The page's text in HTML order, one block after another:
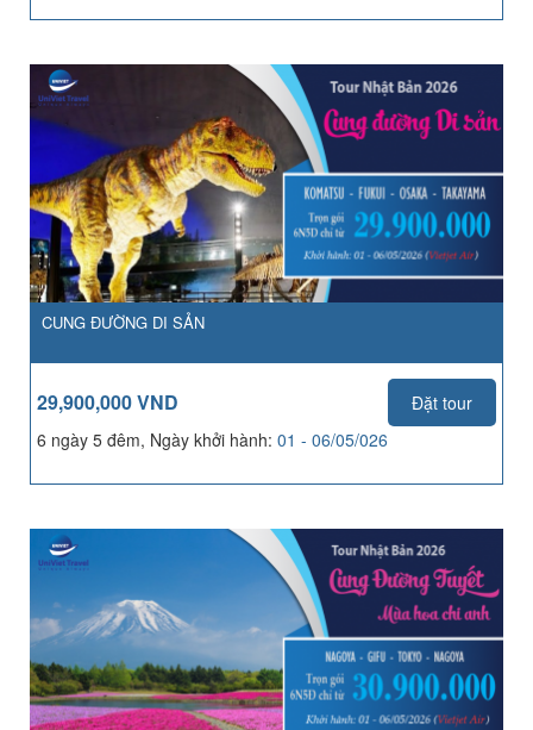
CUNG ĐƯỜNG DI SẢN
29,900,000 VND
Đặt tour
6 ngày 5 đêm, Ngày khởi hành: 01 - 06/05/026